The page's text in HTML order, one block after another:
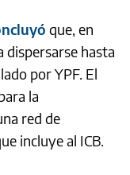
que, en
dispersarse hasta
por YPF. El
la
red de
incluye al ICB.